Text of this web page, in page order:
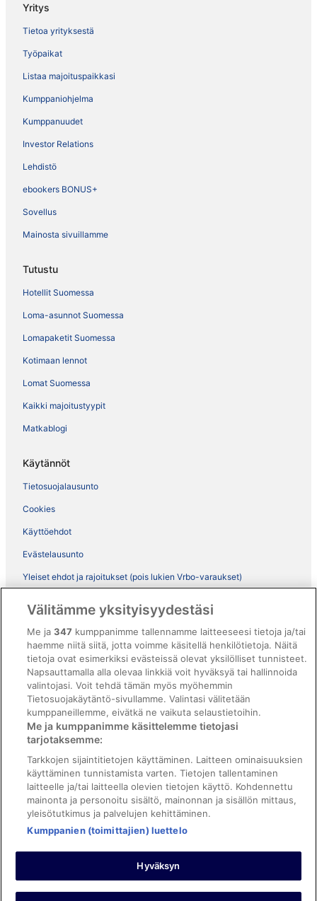
Yritys
Tietoa yrityksestä
Työpaikat
Listaa majoituspaikkasi
Kumppaniohjelma
Kumppanuudet
Investor Relations
Lehdistö
ebookers BONUS+
Sovellus
Mainosta sivuillamme
Tutustu
Hotellit Suomessa
Loma-asunnot Suomessa
Lomapaketit Suomessa
Kotimaan lennot
Lomat Suomessa
Kaikki majoitustyypit
Matkablogi
Käytännöt
Tietosuojalausunto
Cookies
Käyttöehdot
Evästelausunto
Yleiset ehdot ja rajoitukset (pois lukien Vrbo-varaukset)
ebookers BONUS+ -ohjelman ehdot
Oikeudelliset tiedot / ota meihin yhteyttä
Sisältövaatimukset ja ilmoituksen tekeminen sisällöstä
Tuki
Ota yhteyttä
Varauksen muuttaminen tai peruuttaminen
Varaa lento lentoyhtiön hyvityskupongeilla
Hyvityksen hakeminen ja aikarajat
©2026 Expedia, Inc., Expedia Groupin yritys. Kaikki oikeudet
pidätetään. ebookers ja ebookersin logo ovat Expedia, Inc.:n
Välitämme yksityisyydestäsi
Me ja347 kumppanimme tallennamme laitteeseesi tietoja ja/tai
haemme niitä siitä, jotta voimme käsitellä henkilötietoja. Näitä
tietoja ovat esimerkiksi evästeissä olevat yksilölliset tunnisteet.
Napsauttamalla alla olevaa linkkiä voit hyväksyä tai hallinnoida
valintojasi. Voit tehdä tämän myös myöhemmin
Tietosuojakäytäntö-sivullamme. Valintasi välitetään
kumppaneillemme, eivätkä ne vaikuta selaustietoihin.
Me ja kumppanimme käsittelemme tietojasi
tarjotaksemme:
Tarkkojen sijaintitietojen käyttäminen. Laitteen ominaisuuksien
käyttäminen tunnistamista varten. Tietojen tallentaminen
laitteelle ja/tai laitteella olevien tietojen käyttö. Kohdennettu
mainonta ja personoitu sisältö, mainonnan ja sisällön mittaus,
yleisötutkimus ja palvelujen kehittäminen.
Kumppanien (toimittajien) luettelo
Hyväksyn